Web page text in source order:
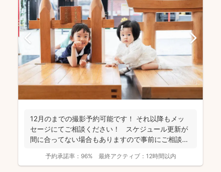
12月のまでの撮影予約可能です！ それ以降もメッ
セージにてご相談ください！ スケジュール更新が
間に合ってない場合もありますので事前にご相談く
予約承諾率： 96% 最終アクティブ： 12時間以内